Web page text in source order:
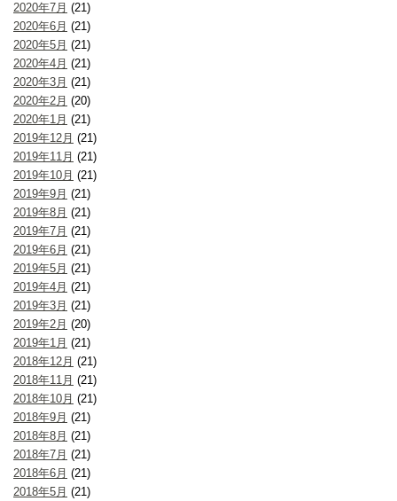
2020年7月 (21)
2020年6月 (21)
2020年5月 (21)
2020年4月 (21)
2020年3月 (21)
2020年2月 (20)
2020年1月 (21)
2019年12月 (21)
2019年11月 (21)
2019年10月 (21)
2019年9月 (21)
2019年8月 (21)
2019年7月 (21)
2019年6月 (21)
2019年5月 (21)
2019年4月 (21)
2019年3月 (21)
2019年2月 (20)
2019年1月 (21)
2018年12月 (21)
2018年11月 (21)
2018年10月 (21)
2018年9月 (21)
2018年8月 (21)
2018年7月 (21)
2018年6月 (21)
2018年5月 (21)